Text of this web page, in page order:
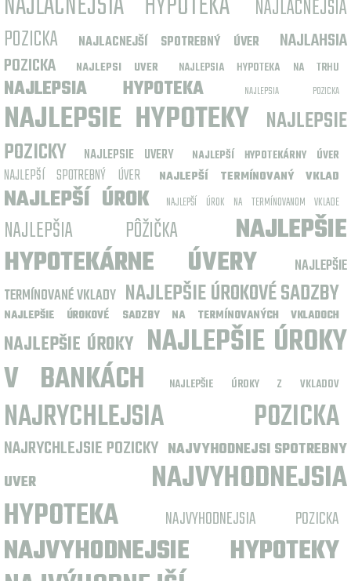
NAJLACNEJSIA
POZICKA
NAJLACNEJŠÍ SPOTREBNÝ ÚVER
NAJLAHSIA
POZICKA
NAJLEPSI UVER NAJLEPSIA HYPOTEKA NA TRHU
NAJLEPSIA HYPOTEKA NAJLEPSIA POZICKA
NAJLEPSIE HYPOTEKY NAJLEPSIE
POZICKY
NAJLEPSIE UVERY NAJLEPŠÍ HYPOTEKÁRNY ÚVER
NAJLEPŠÍ SPOTREBNÝ ÚVER NAJLEPŠÍ TERMÍNOVANÝ VKLAD
NAJLEPŠÍ ÚROK NAJLEPŠÍ ÚROK NA TERMÍNOVANOM VKLADE
NAJLEPŠIA PÔŽIČKA
NAJLEPŠIE
HYPOTEKÁRNE ÚVERY
NAJLEPŠIE
TERMÍNOVANÉ VKLADY NAJLEPŠIE ÚROKOVÉ SADZBY
NAJLEPŠIE ÚROKOVÉ SADZBY NA TERMÍNOVANÝCH VKLADOCH
NAJLEPŠIE ÚROKY NAJLEPŠIE ÚROKY
V BANKÁCH
NAJLEPŠIE ÚROKY Z VKLADOV
NAJRYCHLEJSIA POZICKA
NAJRYCHLEJSIE POZICKY NAJVYHODNEJSI SPOTREBNY
UVER
NAJVYHODNEJSIA
HYPOTEKA
NAJVYHODNEJSIA POZICKA
NAJVYHODNEJSIE HYPOTEKY